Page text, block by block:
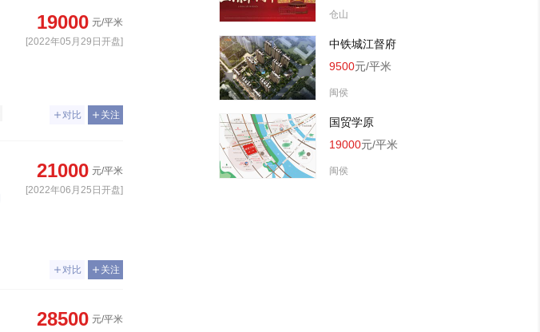
19000 元/平米
[2022年05月29日开盘]
对比 关注
21000 元/平米
[2022年06月25日开盘]
对比 关注
28500 元/平米
仓山
中铁城江督府
9500元/平米
闽侯
国贸学原
19000元/平米
闽侯